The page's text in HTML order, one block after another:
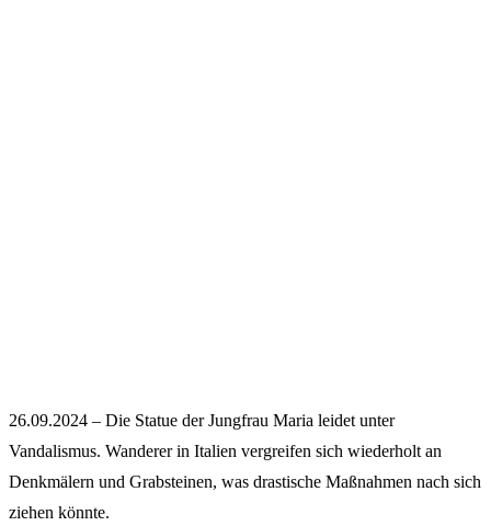
26.09.2024 – Die Statue der Jungfrau Maria leidet unter
Vandalismus. Wanderer in Italien vergreifen sich wiederholt an
Denkmälern und Grabsteinen, was drastische Maßnahmen nach sich
ziehen könnte.